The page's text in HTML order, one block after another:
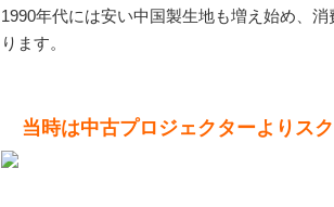
1990年代には安い中国製生地も増え始め、
ります。
当時は中古プロジェクターよりス